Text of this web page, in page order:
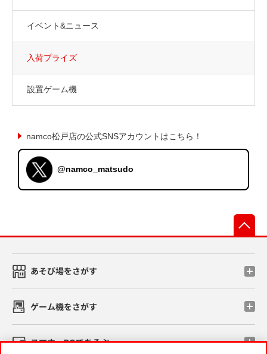
イベント&ニュース
入荷プライズ
設置ゲーム機
namco松戸店の公式SNSアカウントはこちら！
@namco_matsudo
あそび場をさがす
ゲーム機をさがす
スマホ・PCであそぶ